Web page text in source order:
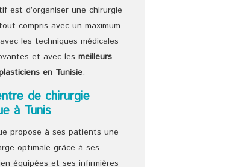
est d’organiser une chirurgie
compris avec un maximum
les techniques médicales
et avec lesmeilleurs
en Tunisie.
de chirurgie
à Tunis
propose à ses patients une
optimale grâce à ses
équipées et ses infirmières